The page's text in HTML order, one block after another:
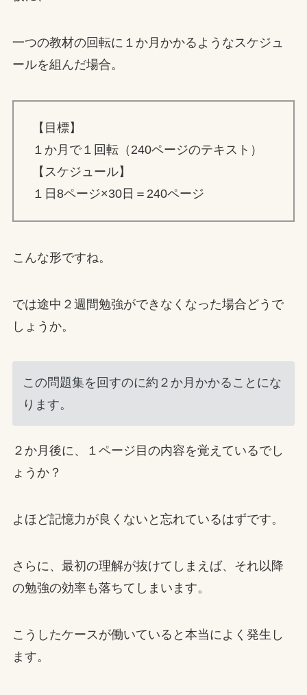
一つの教材の回転に１か月かかるようなスケジュ
ールを組んだ場合。
【目標】
１か月で１回転（240ページのテキスト）
【スケジュール】
１日8ページ×30日＝240ページ
こんな形ですね。
では途中２週間勉強ができなくなった場合どうで
しょうか。
この問題集を回すのに約２か月かかることにな
ります。
２か月後に、１ページ目の内容を覚えているでし
ょうか？
よほど記憶力が良くないと忘れているはずです。
さらに、最初の理解が抜けてしまえば、それ以降
の勉強の効率も落ちてしまいます。
こうしたケースが働いていると本当によく発生し
ます。